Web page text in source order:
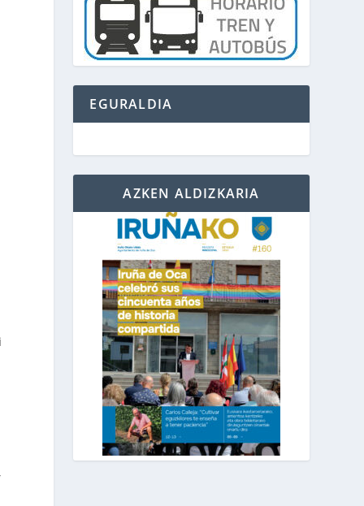
EGURALDIA
AZKEN ALDIZKARIA